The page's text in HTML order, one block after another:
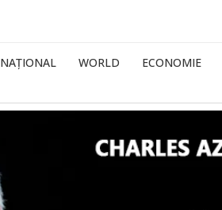
NAȚIONAL WORLD ECONOMIE